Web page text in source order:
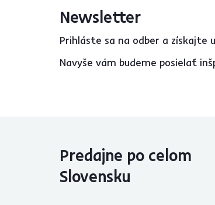
Newsletter
Prihláste sa na odber a získajte
Navyše vám budeme posielať
Predajne po celom
Slovensku